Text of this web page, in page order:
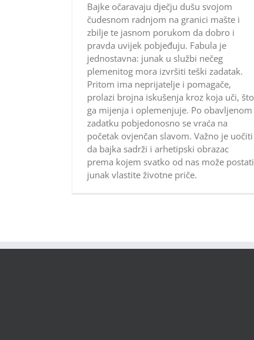
Bajke očaravaju dječju dušu svojom
čudesnom radnjom na granici mašte i
zbilje te jasnom porukom da dobro i
pravda uvijek pobjeđuju. Fabula je
jednostavna: junak u službi nečeg
plemenitog mora izvršiti teški zadatak.
Pritom ima neprijatelje i pomagače,
prolazi brojna iskušenja kroz koja uči, što
ga mijenja i oplemenjuje. Po obavljenom
zadatku pobjedonosno se vraća na
početak ovjenčan slavom. Važno je uočiti
da bajka sadrži i arhetipski obrazac
prema kojem svatko od nas može postati
junak vlastite životne priče.